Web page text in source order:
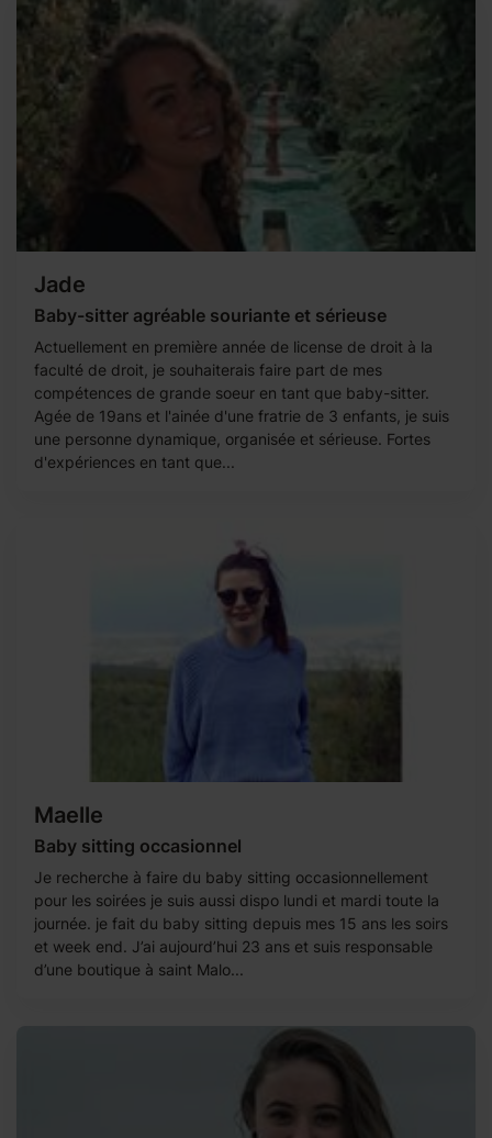
Jade
Baby-sitter agréable souriante et sérieuse
Actuellement en première année de license de droit à la
faculté de droit, je souhaiterais faire part de mes
compétences de grande soeur en tant que baby-sitter.
Agée de 19ans et l'ainée d'une fratrie de 3 enfants, je suis
une personne dynamique, organisée et sérieuse. Fortes
d'expériences en tant que...
Maelle
Baby sitting occasionnel
Je recherche à faire du baby sitting occasionnellement
pour les soirées je suis aussi dispo lundi et mardi toute la
journée. je fait du baby sitting depuis mes 15 ans les soirs
et week end. J’ai aujourd’hui 23 ans et suis responsable
d’une boutique à saint Malo...